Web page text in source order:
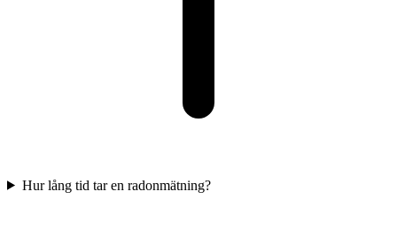
Hur lång tid tar en radonmätning?